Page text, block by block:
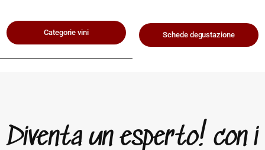
Categorie vini Schede degustazione
Diventa un esperto! con i